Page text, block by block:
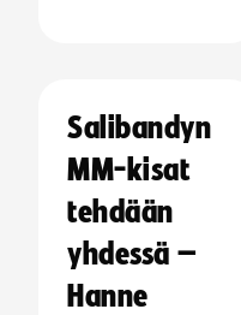
Salibandyn
MM-kisat
tehdään
yhdessä –
Hanne